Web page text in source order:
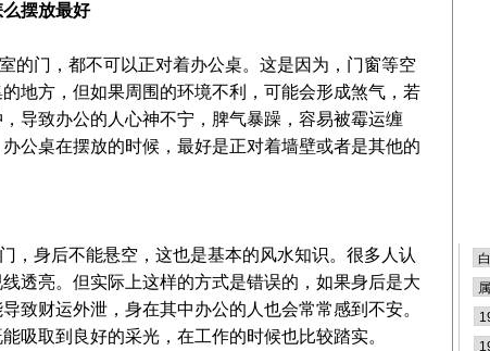
摆放最好
门，都不可以正对着办公桌。这是因为，门窗等空
地方，但如果周围的环境不利，可能会形成煞气，若
导致办公的人心神不宁，脾气暴躁，容易被霉运缠
公桌在摆放的时候，最好是正对着墙壁或者是其他的
身后不能悬空，这也是基本的风水知识。很多人认
透亮。但实际上这样的方式是错误的，如果身后是大
致财运外泄，身在其中办公的人也会常常感到不安。
吸取到良好的采光，在工作的时候也比较踏实。